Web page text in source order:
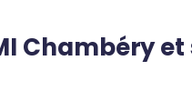
Chambéry